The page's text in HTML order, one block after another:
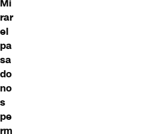
Mi
rar
el
pa
sa
do
no
s
pe
rm